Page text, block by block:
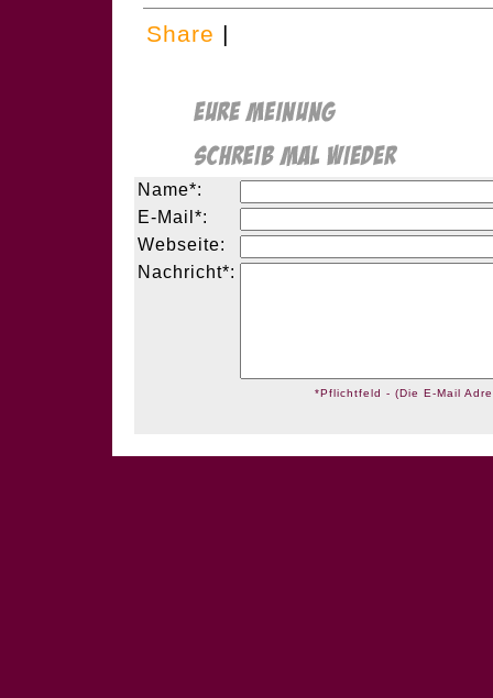
Share |
Name*:
E-Mail*:
Webseite:
Nachricht*:
*Pflichtfeld - (Die E-Mail